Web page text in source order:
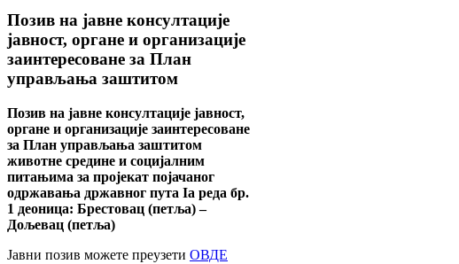
Позив на јавне консултације
јавност, органе и организације
заинтересоване за План
управљања заштитом
Позив на јавне консултације јавност,
органе и организације заинтересоване
за План управљања заштитом
животне средине и социјалним
питањима за пројекат појачаног
одржавања државног пута Ia реда бр.
1 деоница: Брестовац (петља) –
Дољевац (петља)
Јавни позив можете преузети ОВДЕ